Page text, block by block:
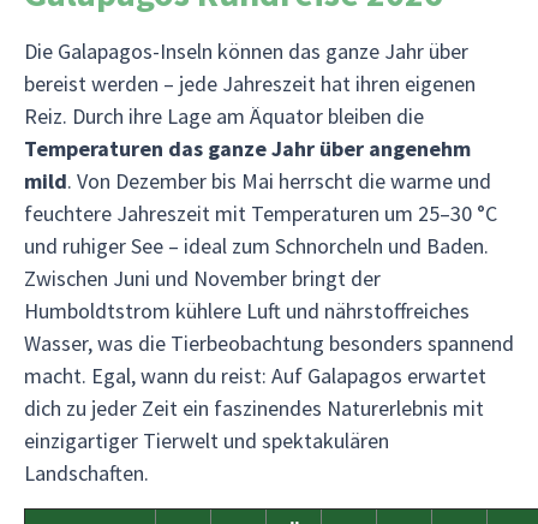
Die Galapagos-Inseln können das ganze Jahr über
bereist werden – jede Jahreszeit hat ihren eigenen
Reiz. Durch ihre Lage am Äquator bleiben die
Temperaturen das ganze Jahr über angenehm
mild. Von Dezember bis Mai herrscht die warme und
feuchtere Jahreszeit mit Temperaturen um 25–30 °C
und ruhiger See – ideal zum Schnorcheln und Baden.
Zwischen Juni und November bringt der
Humboldtstrom kühlere Luft und nährstoffreiches
Wasser, was die Tierbeobachtung besonders spannend
macht. Egal, wann du reist: Auf Galapagos erwartet
dich zu jeder Zeit ein faszinendes Naturerlebnis mit
einzigartiger Tierwelt und spektakulären
Landschaften.